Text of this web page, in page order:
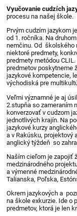
Vyučovanie cudzích
procesu na našej škole.
Prvým cudzím jazykom
od 1. ročníka. Na
nemčinu. Od školského
niektoré predmety,
predmety metódou
predmetov poskytneme
jazykové kompetencie,
východiská pre
Veľmi významné je aj
2.stupňa so zameraním
konverzovať v cudzom
jednotlivých krajín. Na
jazykové kurzy
a v Rakúsku, projektový
anglický týždeň so
Naším cieľom je zapojiť
medzinárodného
a výmenné
Talianska, Poľska,
Okrem jazykových a
na škole exkurzie. Ide o
predmetov, ktorá je len